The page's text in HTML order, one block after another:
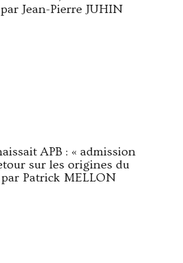
Jean-Pierre JUHIN
APB : « admission
sur les origines du
Patrick MELLON